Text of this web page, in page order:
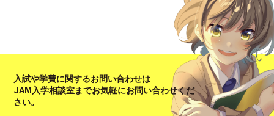
入試や学費に関するお問い合わせは
JAM入学相談室までお気軽にお問い合わせくだ
さい。